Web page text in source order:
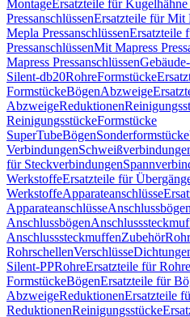
MontageErsatzteile für
PressanschlüssenErsatzteile für Mit
Mepla PressanschlüssenErsatzteile
PressanschlüssenMit Mapress
Mapress Pressanschlüssen
Silent-db20RohreFormstücke
FormstückeBögenAbzweige
AbzweigeReduktionen
ReinigungsstückeFormstücke
SuperTubeBögenSonderformstücke
Verbindungen
für Steckverbindungen
WerkstoffeErsatzteile für
WerkstoffeApparateanschlüsse
ApparateanschlüsseAnschlussbögen
Anschlussbögen
AnschlusssteckmuffenZubehör
RohrschellenVerschlüsse
Silent-PPRohreErsatzteile für Rohre
FormstückeBögenErsatzteile für
AbzweigeReduktionenErsatzteile
ReduktionenReinigungsstücke